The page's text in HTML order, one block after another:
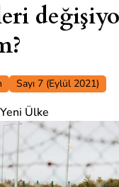
Sayı 7 (Eylül 2021)
Yeni Ülke